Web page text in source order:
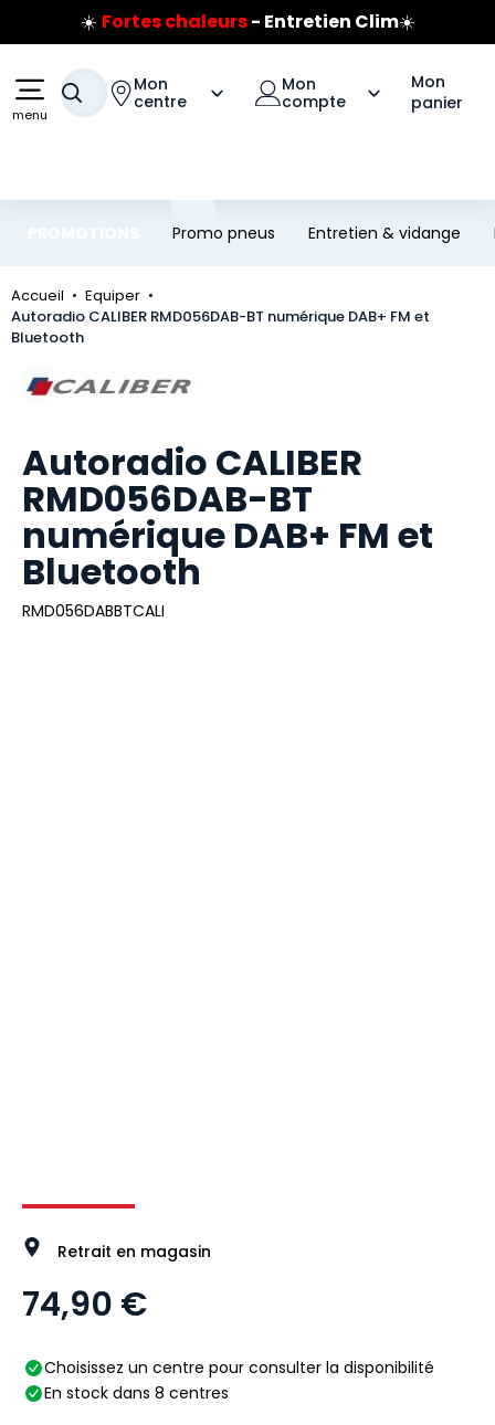
Aller au contenu principal
Aller à la navigation
☀️ Fortes chaleurs- Entretien Clim☀️
Prix coûtant pneus Bridgestone
Jusqu'à 120€ remboursés sur les pneus Bridgestone
menu
Votre recherche
Mon
centre
Mon
compte
Mon
panier
Promo pneus Entretien & vidange
Accueil
Equiper
Autoradio CALIBER RMD056DAB-BT numérique DAB+ FM et
Bluetooth
Marque
Autoradio CALIBER
RMD056DAB-BT
numérique DAB+ FM et
Bluetooth
RMD056DABBTCALI
Image 1 sur 4
Retrait en magasin
74,90 €
Choisissez un centre pour consulter la disponibilité
En stock dans 8 centres